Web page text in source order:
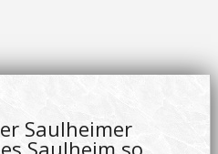
Saulheimer